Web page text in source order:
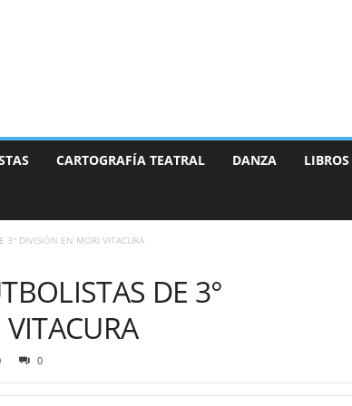
CARTOGRAFÍA TEATRAL DANZA LIBROS
3° DIVISIÓN EN MORI VITACURA
DE 3°
0